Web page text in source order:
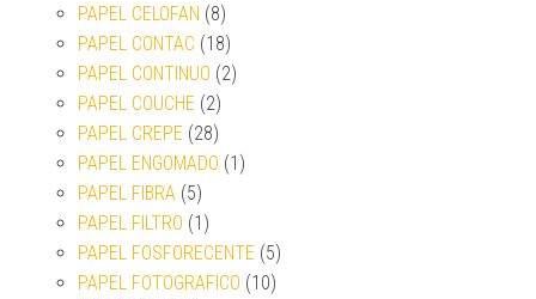
PAPEL CELOFAN (8)
PAPEL CONTAC (18)
PAPEL CONTINUO (2)
PAPEL COUCHE (2)
PAPEL CREPE (28)
PAPEL ENGOMADO (1)
PAPEL FIBRA (5)
PAPEL FILTRO (1)
PAPEL FOSFORECENTE (5)
PAPEL FOTOGRAFICO (10)